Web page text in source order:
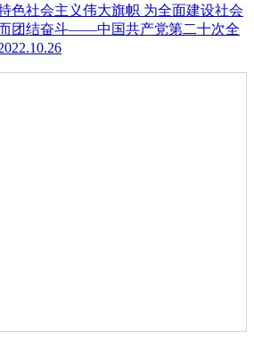
色社会主义伟大旗帜 为全面建设社会
团结奋斗——中国共产党第二十次全